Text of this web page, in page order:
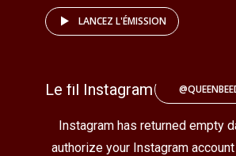
LANCEZ L'ÉMISSION
Le fil Instagram
Instagram has returned empty
authorize your Instagram